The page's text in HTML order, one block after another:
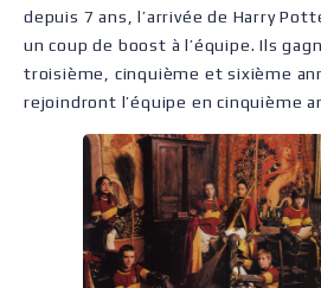
depuis 7 ans, l’arrivée de Harry
un coup de boost à l’équipe. Ils
troisième, cinquième et sixième
rejoindront l’équipe en cinquième